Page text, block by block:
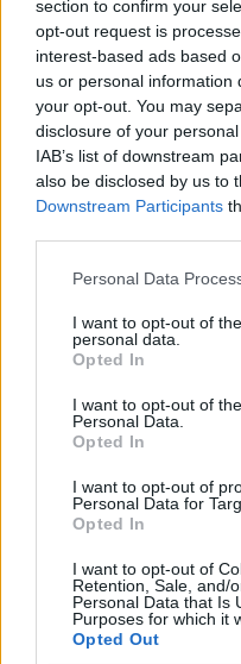
section to confirm your
opt-out request is
interest-based ads based
us or personal information
your opt-out. You may
disclosure of your
IAB’s list of downstream
also be disclosed by us to
Downstream Participants
Personal Data
I want to opt-out of
personal data.
Opted In
I want to opt-out of
Personal Data.
Opted In
I want to opt-out of
Personal Data for
Opted In
I want to opt-out of
Retention, Sale, and/
Personal Data that Is
Purposes for which it
Opted Out
Seuraa Gekkosta
Aivoinfarkti
Ville Mankinen
Heräsikö ajatuksia?
sääntöihin